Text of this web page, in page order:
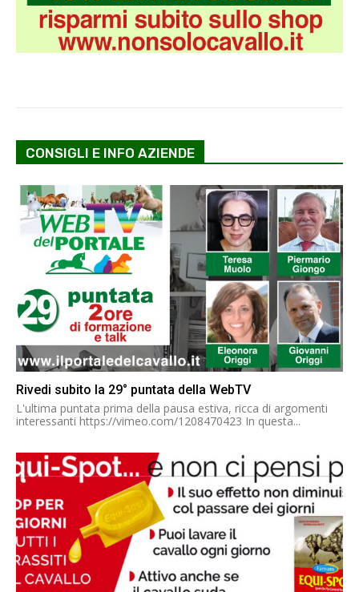
CONSIGLI E INFO AZIENDE
Rivedi subito la 29° puntata della WebTV
L'ultima puntata prima della pausa estiva, ricca di argomenti
interessanti https://vimeo.com/1208470423 In questa...